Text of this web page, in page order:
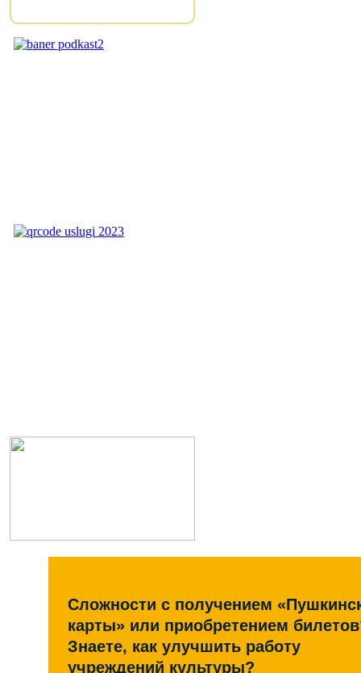
Сложности с получением
карты» или приобретением
Знаете, как улучшить работу
учреждений культуры?